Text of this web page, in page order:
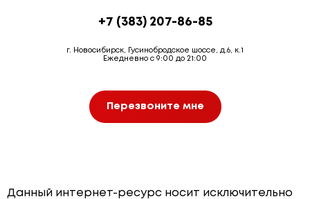
+7 (383) 207-86-85
г. Новосибирск, Гусинобродское шоссе, д.6, к.1
Ежедневно с 9:00 до 21:00
Перезвоните мне
Данный интернет-ресурс носит исключительно